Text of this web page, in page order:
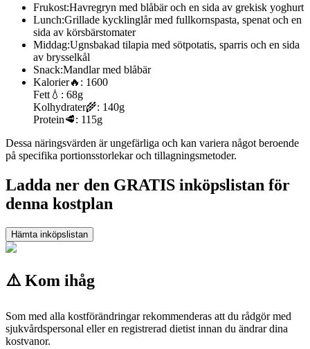
Frukost:Havregryn med blåbär och en sida av grekisk yoghurt
Lunch:Grillade kycklinglår med fullkornspasta, spenat och en
sida av körsbärstomater
Middag:Ugnsbakad tilapia med sötpotatis, sparris och en sida
av brysselkål
Snack:Mandlar med blåbär
Kalorier🔥: 1600
Fett 💧: 68g
Kolhydrater🌾: 140g
Protein🥩: 115g
Dessa näringsvärden är ungefärliga och kan variera något beroende
på specifika portionsstorlekar och tillagningsmetoder.
Ladda ner den GRATIS inköpslistan för
denna kostplan
Hämta inköpslistan
⚠️ Kom ihåg
Som med alla kostförändringar rekommenderas att du rådgör med
sjukvårdspersonal eller en registrerad dietist innan du ändrar dina
kostvanor.